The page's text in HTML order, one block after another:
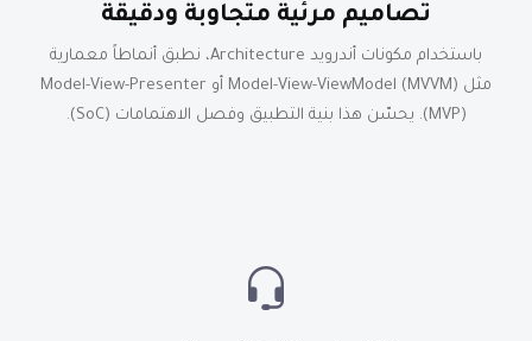
تصاميم مرئية متجاوبة ودقيقة
باستخدام مكونات أندرويد Architecture، نطبق أنماطاً معمارية
مثل Model-View-ViewModel (MVVM) أو Model-View-Presenter
(MVP). يحسّن هذا بنية التطبيق وفصل الاهتمامات (SoC).